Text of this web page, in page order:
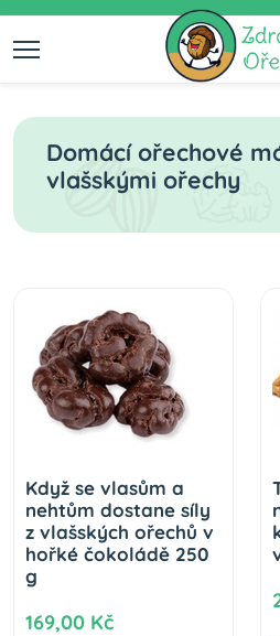
Domácí ořechové
vlašskými ořechy
Když se vlasům a
nehtům dostane síly
z vlašských ořechů v
hořké čokoládě 250
g
169,00 Kč